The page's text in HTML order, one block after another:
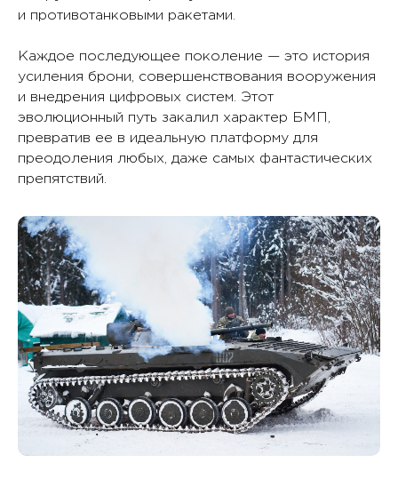
и противотанковыми ракетами.
Каждое последующее поколение — это история
усиления брони, совершенствования вооружения
и внедрения цифровых систем. Этот
эволюционный путь закалил характер БМП,
превратив ее в идеальную платформу для
преодоления любых, даже самых фантастических
препятствий.